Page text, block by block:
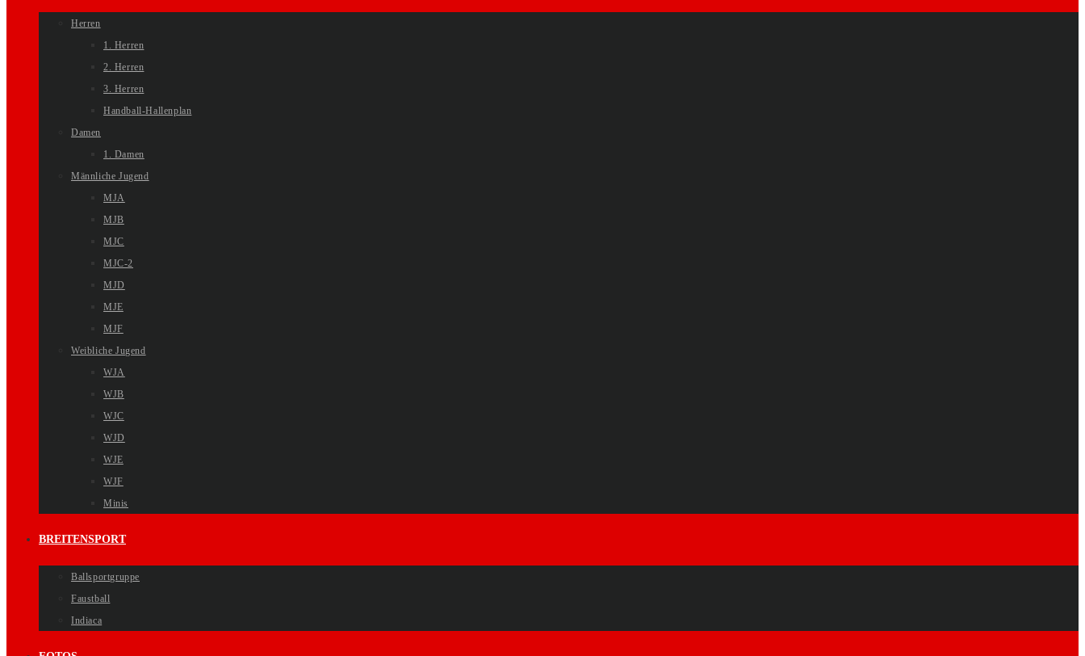
Herren
1. Herren
2. Herren
3. Herren
Handball-Hallenplan
Damen
1. Damen
Männliche Jugend
MJA
MJB
MJC
MJC-2
MJD
MJE
MJF
Weibliche Jugend
WJA
WJB
WJC
WJD
WJE
WJF
Minis
BREITENSPORT
Ballsportgruppe
Faustball
Indiaca